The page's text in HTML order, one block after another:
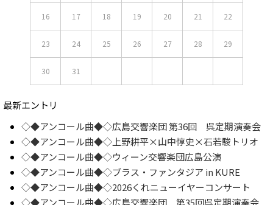
16 17 18 19 20 21 22
23 24 25 26 27 28 29
30 31
最新エントリ
◇◆アンコール曲◆◇広島交響楽団 第36回 呉定期演奏会
◇◆アンコール曲◆◇上野耕平×山中惇史×石若駿トリオ
◇◆アンコール曲◆◇ウィーン交響楽団広島公演
◇◆アンコール曲◆◇ブラス・ファンタジア in KURE
◇◆アンコール曲◆◇2026くれニューイヤーコンサート
◇◆アンコール曲◆◇広島交響楽団 第35回呉定期演奏会